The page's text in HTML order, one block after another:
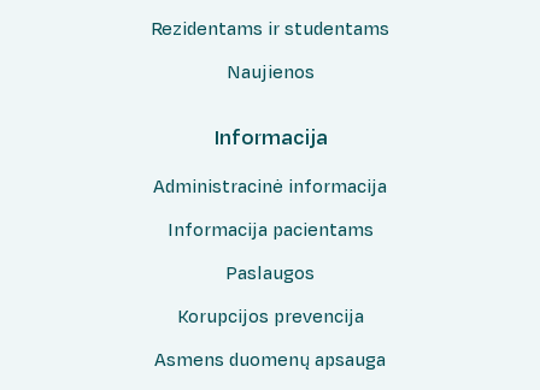
Rezidentams ir studentams
Naujienos
Informacija
Administracinė informacija
Informacija pacientams
Paslaugos
Korupcijos prevencija
Asmens duomenų apsauga